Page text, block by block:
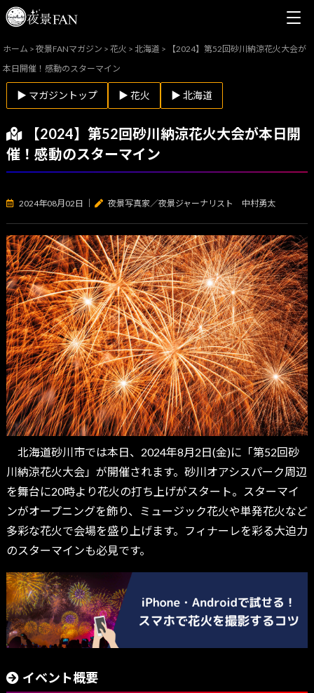
ホーム >夜景FANマガジン >花火 > 北海道 >
【2024】第52回砂川納涼花火大会が
本日開催！感動のスターマイン
▶ マガジントップ ▶ 花火 ▶ 北海道
【2024】第52回砂川納涼花火大会が本日開
催！感動のスターマイン
2024年08月02日 夜景写真家／夜景ジャーナリスト 中村勇太
北海道砂川市では本日、2024年8月2日(金)に「第52回砂
川納涼花火大会」が開催されます。砂川オアシスパーク周辺
を舞台に20時より花火の打ち上げがスタート。スターマイ
ンがオープニングを飾り、ミュージック花火や単発花火など
多彩な花火で会場を盛り上げます。フィナーレを彩る大迫力
のスターマインも必見です。
イベント概要